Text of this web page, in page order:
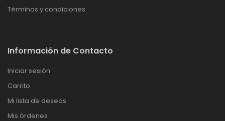
Términos y condiciones
Información de Contacto
Iniciar sesión
Carrito
Mi lista de deseos
Mis órdenes